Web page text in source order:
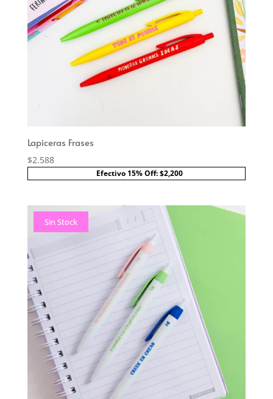
Lapiceras Frases
$2.588
Efectivo 15% Off: $2,200
Sin Stock